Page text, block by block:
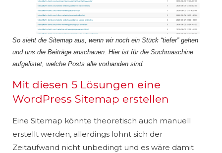
So sieht die Sitemap aus, wenn wir noch ein Stück “tiefer” gehen
und uns die Beiträge anschauen. Hier ist für die Suchmaschine
aufgelistet, welche Posts alle vorhanden sind.
Mit diesen 5 Lösungen eine
WordPress Sitemap erstellen
Eine Sitemap könnte theoretisch auch manuell
erstellt werden, allerdings lohnt sich der
Zeitaufwand nicht unbedingt und es wäre damit